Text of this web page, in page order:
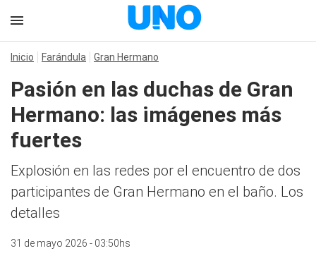
Inicio Farándula Gran Hermano
Pasión en las duchas de Gran
Hermano: las imágenes más
fuertes
Explosión en las redes por el encuentro de dos
participantes de Gran Hermano en el baño. Los
detalles
31 de mayo 2026 - 03:50hs